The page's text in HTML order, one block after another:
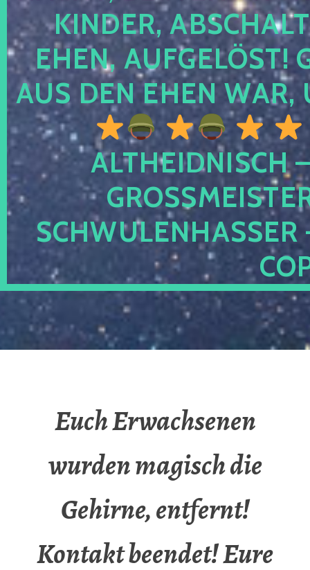
NDER,
EN, AUFGELÖST!
S DEN EHEN WAR,
ALTHEIDNISCH
CHWULENHASSER
Euch Erwachsenen
wurden magisch die
Gehirne, entfernt!
Kontakt beendet! Eure